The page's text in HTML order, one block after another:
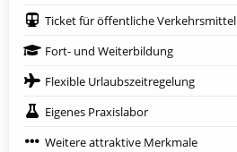
Ticket für öffentliche Verkehrsmittel
Fort- und Weiterbildung
Flexible Urlaubszeitregelung
Eigenes Praxislabor
Weitere attraktive Merkmale